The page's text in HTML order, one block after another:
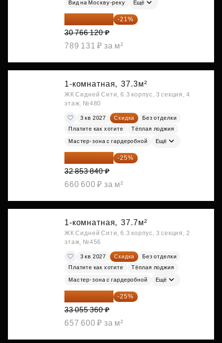
Вид на Москву-реку Ещё
24 305 235 ₽ -21%
30 766 120 ₽
789 131 ₽ за м²
1-комнатная, 37.3м²
ЖК Сидней Сити, 6.3 корпус, 3 секция, 4
этаж, №480
3 кв 2027 Скидка
Без отделки
Платите как хотите
Тёплая лоджия
Мастер-зона с гардеробной Ещё
24 640 380 ₽ -25%
32 853 840 ₽
660 600 ₽ за м²
1-комнатная, 37.7м²
ЖК Сидней Сити, 6.3 корпус, 3 секция, 2
этаж, №456
3 кв 2027 Скидка
Без отделки
Платите как хотите
Тёплая лоджия
Мастер-зона с гардеробной Ещё
24 791 520 ₽ -25%
33 055 360 ₽
657 600 ₽ за м²